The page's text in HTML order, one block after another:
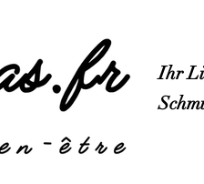
Ihr